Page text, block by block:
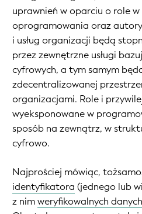
uprawnień w oparciu o role w
oprogramowania oraz
i usług organizacji będą
przez zewnętrzne usługi
cyfrowych, a tym samym
zdecentralizowanej
organizacjami. Role i
wyeksponowane w
sposób na zewnątrz, w
cyfrowo.
Najprościej mówiąc,
identyfikatora (jednego lub
z nimweryfikowalnych